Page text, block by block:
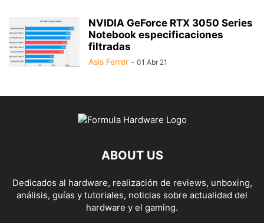
NVIDIA GeForce RTX 3050 Series
Notebook especificaciones
filtradas
Asis Ferrer - 01 Abr 21
ABOUT US
Dedicados al hardware, realización de reviews, unboxing,
análisis, guías y tutoriales, noticias sobre actualidad del
hardware y el gaming.